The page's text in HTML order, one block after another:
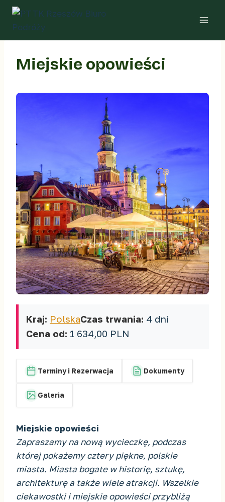
Przejdź
treści
Miejskie opowieści
Kraj: PolskaCzas trwania: 4 dni
Cena od: 1 634,00 PLN
Terminy i Rezerwacja Dokumenty
Galeria
Miejskie opowieści
Zapraszamy na nową wycieczkę, podczas
której pokażemy cztery piękne, polskie
miasta. Miasta bogate w historię, sztukę,
architekturę a także wiele atrakcji. Wszelkie
ciekawostki i miejskie opowieści przybliżą